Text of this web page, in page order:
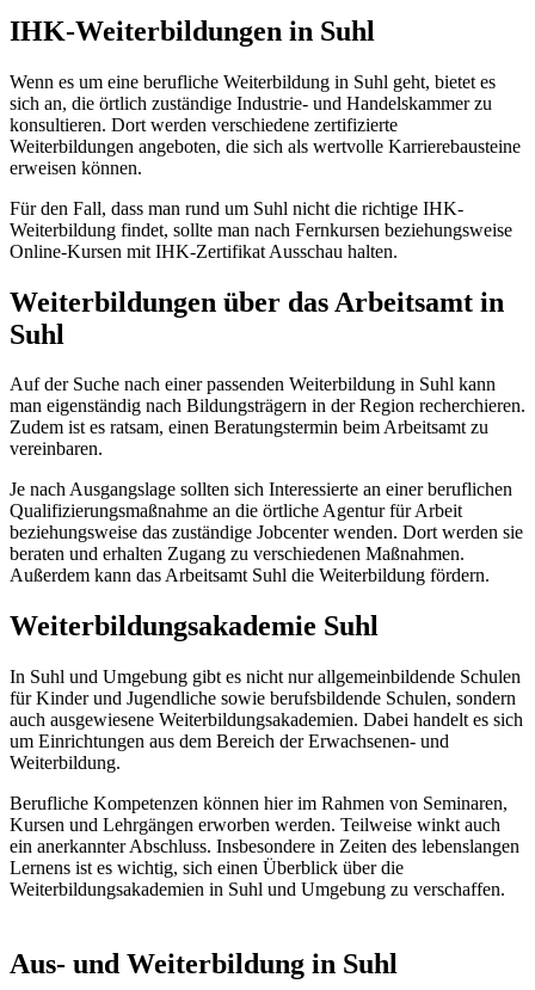
IHK-Weiterbildungen in Suhl
Wenn es um eine berufliche Weiterbildung in Suhl geht, bietet es
sich an, die örtlich zuständige Industrie- und Handelskammer zu
konsultieren. Dort werden verschiedene zertifizierte
Weiterbildungen angeboten, die sich als wertvolle Karrierebausteine
erweisen können.
Für den Fall, dass man rund um Suhl nicht die richtige IHK-
Weiterbildung findet, sollte man nach Fernkursen beziehungsweise
Online-Kursen mit IHK-Zertifikat Ausschau halten.
Weiterbildungen über das Arbeitsamt in
Suhl
Auf der Suche nach einer passenden Weiterbildung in Suhl kann
man eigenständig nach Bildungsträgern in der Region recherchieren.
Zudem ist es ratsam, einen Beratungstermin beim Arbeitsamt zu
vereinbaren.
Je nach Ausgangslage sollten sich Interessierte an einer beruflichen
Qualifizierungsmaßnahme an die örtliche Agentur für Arbeit
beziehungsweise das zuständige Jobcenter wenden. Dort werden sie
beraten und erhalten Zugang zu verschiedenen Maßnahmen.
Außerdem kann das Arbeitsamt Suhl die Weiterbildung fördern.
Weiterbildungsakademie Suhl
In Suhl und Umgebung gibt es nicht nur allgemeinbildende Schulen
für Kinder und Jugendliche sowie berufsbildende Schulen, sondern
auch ausgewiesene Weiterbildungsakademien. Dabei handelt es sich
um Einrichtungen aus dem Bereich der Erwachsenen- und
Weiterbildung.
Berufliche Kompetenzen können hier im Rahmen von Seminaren,
Kursen und Lehrgängen erworben werden. Teilweise winkt auch
ein anerkannter Abschluss. Insbesondere in Zeiten des lebenslangen
Lernens ist es wichtig, sich einen Überblick über die
Weiterbildungsakademien in Suhl und Umgebung zu verschaffen.
Aus- und Weiterbildung in Suhl